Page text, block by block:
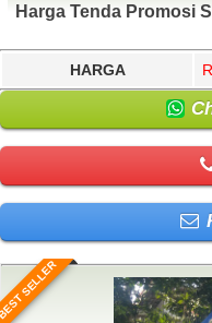
Harga Tenda Promosi
HARGA
SELLER